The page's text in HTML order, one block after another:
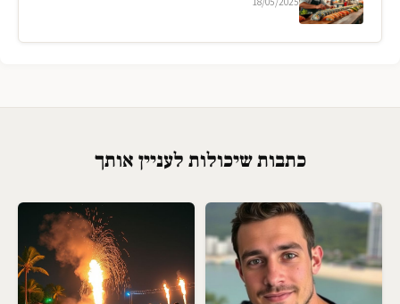
כתבות שיכולות לעניין אותך